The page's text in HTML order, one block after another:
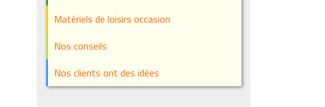
Matériels de loisirs occasion
Nos conseils
Nos clients ont des idées